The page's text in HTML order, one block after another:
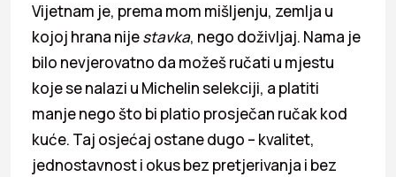
Vijetnam je, prema mom mišljenju, zemlja u
kojoj hrana nijestavka, nego doživljaj. Nama je
bilo nevjerovatno da možeš ručati u mjestu
koje se nalazi u Michelin selekciji, a platiti
manje nego što bi platio prosječan ručak kod
kuće. Taj osjećaj ostane dugo – kvalitet,
jednostavnost i okus bez pretjerivanja i bez